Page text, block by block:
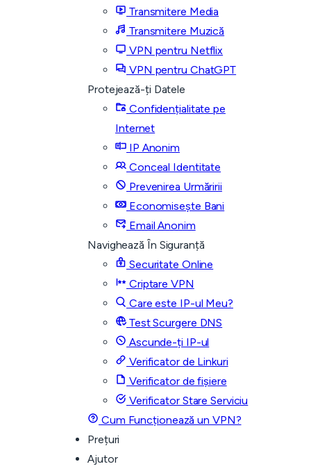
Transmitere Media
Transmitere Muzică
VPN pentru Netflix
VPN pentru ChatGPT
Protejează-ți Datele
Confidențialitate pe
Internet
IP Anonim
Conceal Identitate
Prevenirea Urmăririi
Economisește Bani
Email Anonim
Navighează În Siguranță
Securitate Online
Criptare VPN
Care este IP-ul Meu?
Test Scurgere DNS
Ascunde-ți IP-ul
Verificator de Linkuri
Verificator de fișiere
Verificator Stare Serviciu
Cum Funcționează un VPN?
Prețuri
Ajutor